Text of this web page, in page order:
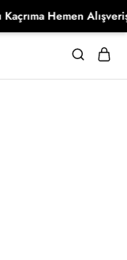
Hemen Alışverişe